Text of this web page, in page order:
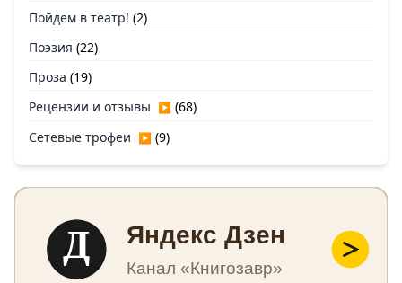
Пойдем в театр! (2)
Поэзия (22)
Проза (19)
Рецензии и отзывы
▶ (68)
Сетевые трофеи
▶ (9)
Д Яндекс Дзен
Канал «Книгозавр»